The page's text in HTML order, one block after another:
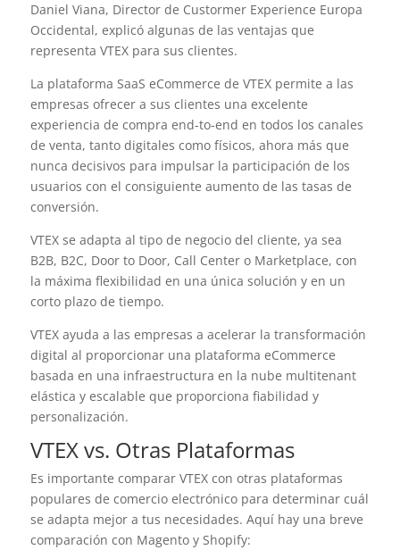
Daniel Viana, Director de Custormer Experience Europa
Occidental, explicó algunas de las ventajas que
representa VTEX para sus clientes.
La plataforma SaaS eCommerce de VTEX permite a las
empresas ofrecer a sus clientes una excelente
experiencia de compra end-to-end en todos los canales
de venta, tanto digitales como físicos, ahora más que
nunca decisivos para impulsar la participación de los
usuarios con el consiguiente aumento de las tasas de
conversión.
VTEX se adapta al tipo de negocio del cliente, ya sea
B2B, B2C, Door to Door, Call Center o Marketplace, con
la máxima flexibilidad en una única solución y en un
corto plazo de tiempo.
VTEX ayuda a las empresas a acelerar la transformación
digital al proporcionar una plataforma eCommerce
basada en una infraestructura en la nube multitenant
elástica y escalable que proporciona fiabilidad y
personalización.
VTEX vs. Otras Plataformas
Es importante comparar VTEX con otras plataformas
populares de comercio electrónico para determinar cuál
se adapta mejor a tus necesidades. Aquí hay una breve
comparación con Magento y Shopify: